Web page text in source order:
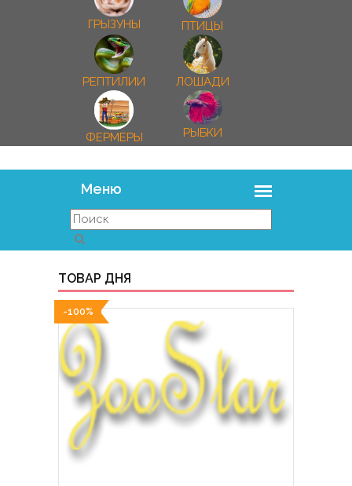
ГРЫЗУНЫ ПТИЦЫ
РЕПТИЛИИ ЛОШАДИ
ФЕРМЕРЫ РЫБКИ
ТОВАР ДНЯ
-100%